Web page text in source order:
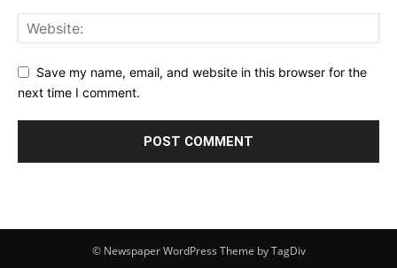
Save my name, email, and website in this browser for the
next time I comment.
© Newspaper WordPress Theme by TagDiv